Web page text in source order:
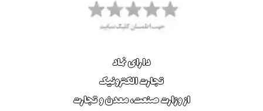
دارای نماد
تجارت الکترونیک
از وزارت صنعت، معدن و تجارت